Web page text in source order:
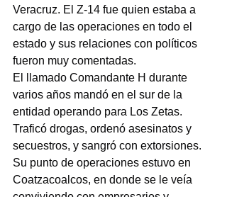
Veracruz. El Z-14 fue quien estaba a
cargo de las operaciones en todo el
estado y sus relaciones con políticos
fueron muy comentadas.
El llamado Comandante H durante
varios años mandó en el sur de la
entidad operando para Los Zetas.
Traficó drogas, ordenó asesinatos y
secuestros, y sangró con extorsiones.
Su punto de operaciones estuvo en
Coatzacoalcos, en donde se le veía